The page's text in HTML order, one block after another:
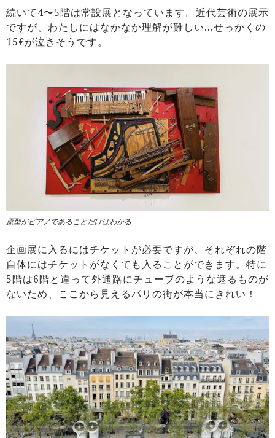
続いて4〜5階は常設展となっています。近代芸術の展示
ですが、わたしにはなかなか理解が難しい…せっかくの
15€が泣きそうです。
原型がピアノであることだけはわかる
企画展に入るにはチケットが必要ですが、それぞれの階
自体にはチケットがなくても入ることができます。特に
5階は6階と違って外通路にチューブのような遮るものが
ないため、ここから見えるパリの街が本当にきれい！